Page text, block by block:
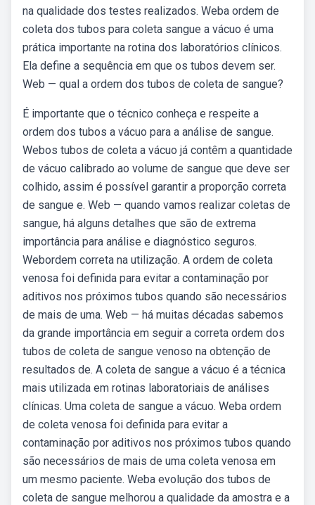
na qualidade dos testes realizados. Weba ordem de
coleta dos tubos para coleta sangue a vácuo é uma
prática importante na rotina dos laboratórios clínicos.
Ela define a sequência em que os tubos devem ser.
Web — qual a ordem dos tubos de coleta de sangue?
É importante que o técnico conheça e respeite a
ordem dos tubos a vácuo para a análise de sangue.
Webos tubos de coleta a vácuo já contêm a quantidade
de vácuo calibrado ao volume de sangue que deve ser
colhido, assim é possível garantir a proporção correta
de sangue e. Web — quando vamos realizar coletas de
sangue, há alguns detalhes que são de extrema
importância para análise e diagnóstico seguros.
Webordem correta na utilização. A ordem de coleta
venosa foi definida para evitar a contaminação por
aditivos nos próximos tubos quando são necessários
de mais de uma. Web — há muitas décadas sabemos
da grande importância em seguir a correta ordem dos
tubos de coleta de sangue venoso na obtenção de
resultados de. A coleta de sangue a vácuo é a técnica
mais utilizada em rotinas laboratoriais de análises
clínicas. Uma coleta de sangue a vácuo. Weba ordem
de coleta venosa foi definida para evitar a
contaminação por aditivos nos próximos tubos quando
são necessários de mais de uma coleta venosa em
um mesmo paciente. Weba evolução dos tubos de
coleta de sangue melhorou a qualidade da amostra e a